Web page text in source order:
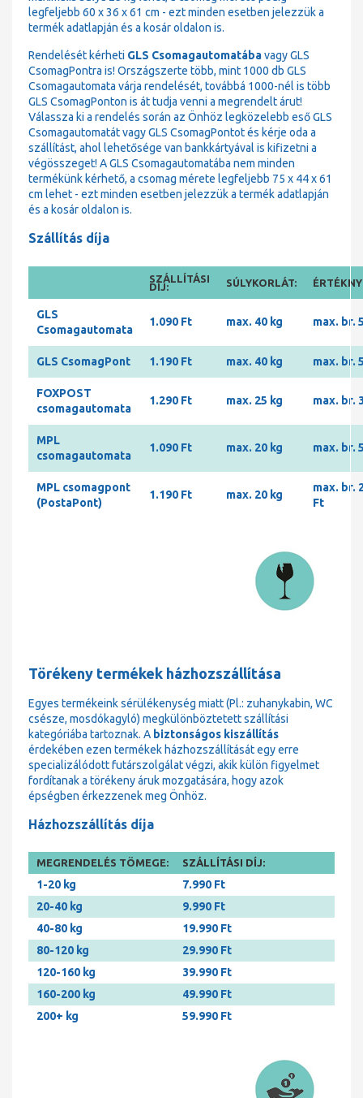
legfeljebb 60 x 36 x 61 cm - ezt minden esetben jelezzük a
termék adatlapján és a kosár oldalon is.
Rendelését kérheti GLS Csomagautomatábavagy GLS
CsomagPontra is! Országszerte több, mint 1000 db GLS
Csomagautomata várja rendelését, továbbá 1000-nél is több
GLS CsomagPonton is át tudja venni a megrendelt árut!
Válassza ki a rendelés során az Önhöz legközelebb eső GLS
Csomagautomatát vagy GLS CsomagPontot és kérje oda a
szállítást, ahol lehetősége van bankkártyával is kifizetni a
végösszeget! A GLS Csomagautomatába nem minden
termékünk kérhető, a csomag mérete legfeljebb 75 x 44 x 61
cm lehet - ezt minden esetben jelezzük a termék adatlapján
és a kosár oldalon is.
Szállítás díja
SZÁLLÍTÁSI
DÍJ: SÚLYKORLÁT:
GLS
Csomagautomata
1.090 Ft max. 40 kg max. br.
GLS CsomagPont 1.190 Ft max. 40 kg max. br.
FOXPOST
csomagautomata
1.290 Ft max. 25 kg max. br.
MPL
csomagautomata
1.090 Ft max. 20 kg max. br.
MPL csomagpont
(PostaPont)
1.190 Ft max. 20 kg
max. br.
Ft
Törékeny termékek házhozszállítása
Egyes termékeink sérülékenység miatt (Pl.: zuhanykabin, WC
csésze, mosdókagyló) megkülönböztetett szállítási
kategóriába tartoznak. A biztonságos kiszállítás
érdekében ezen termékek házhozszállítását egy erre
specializálódott futárszolgálat végzi, akik külön figyelmet
fordítanak a törékeny áruk mozgatására, hogy azok
épségben érkezzenek meg Önhöz.
Házhozszállítás díja
MEGRENDELÉS TÖMEGE: SZÁLLÍTÁSI DÍJ:
1-20 kg
7.990 Ft
20-40 kg
9.990 Ft
40-80 kg
19.990 Ft
80-120 kg
29.990 Ft
120-160 kg
39.990 Ft
160-200 kg
49.990 Ft
200+ kg
59.990 Ft